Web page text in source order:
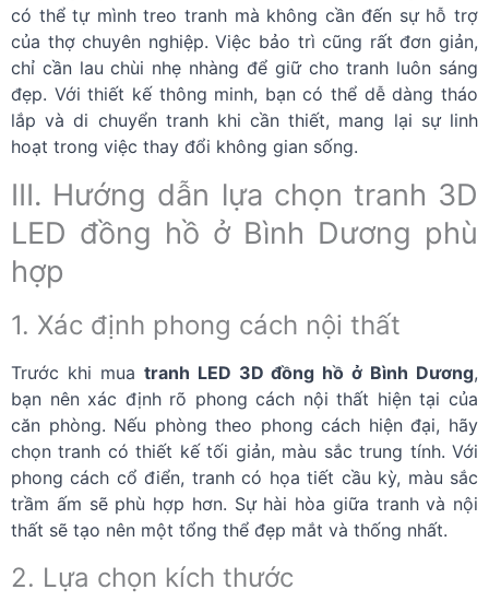
có thể tự mình treo tranh mà không cần đến sự hỗ trợ
của thợ chuyên nghiệp. Việc bảo trì cũng rất đơn giản,
chỉ cần lau chùi nhẹ nhàng để giữ cho tranh luôn sáng
đẹp. Với thiết kế thông minh, bạn có thể dễ dàng tháo
lắp và di chuyển tranh khi cần thiết, mang lại sự linh
hoạt trong việc thay đổi không gian sống.
III. Hướng dẫn lựa chọn tranh 3D
LED đồng hồ ở Bình Dương phù
hợp
1. Xác định phong cách nội thất
Trước khi mua tranh LED 3D đồng hồ ở Bình Dương,
bạn nên xác định rõ phong cách nội thất hiện tại của
căn phòng. Nếu phòng theo phong cách hiện đại, hãy
chọn tranh có thiết kế tối giản, màu sắc trung tính. Với
phong cách cổ điển, tranh có họa tiết cầu kỳ, màu sắc
trầm ấm sẽ phù hợp hơn. Sự hài hòa giữa tranh và nội
thất sẽ tạo nên một tổng thể đẹp mắt và thống nhất.
2. Lựa chọn kích thước